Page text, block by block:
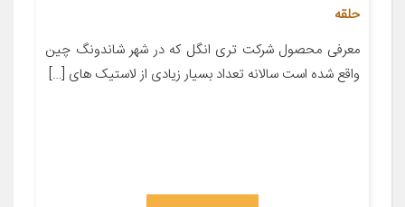
حلقه
معرفی محصول شرکت تری انگل که در شهر شاندونگ چین
واقع شده است سالانه تعداد بسیار زیادی از لاستیک های […]